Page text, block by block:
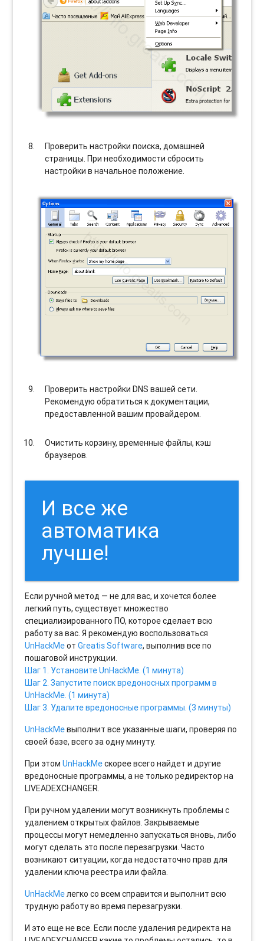
Проверить настройки поиска, домашней
страницы. При необходимости сбросить
настройки в начальное положение.
Проверить настройки DNS вашей сети.
Рекомендую обратиться к документации,
предоставленной вашим провайдером.
Очистить корзину, временные файлы, кэш
браузеров.
И все же
автоматика
лучше!
Если ручной метод — не для вас, и хочется более
легкий путь, существует множество
специализированного ПО, которое сделает всю
работу за вас. Я рекомендую воспользоваться
UnHackMeотGreatis Software, выполнив все по
пошаговой инструкции.
Шаг 1. Установите UnHackMe. (1 минута)
Шаг 2. Запустите поиск вредоносных программ в
UnHackMe. (1 минута)
Шаг 3. Удалите вредоносные программы. (3 минуты)
UnHackMeвыполнит все указанные шаги, проверяя по
своей базе, всего за одну минуту.
При этомUnHackMeскорее всего найдет и другие
вредоносные программы, а не только редиректор на
LIVEADEXCHANGER.
При ручном удалении могут возникнуть проблемы с
удалением открытых файлов. Закрываемые
процессы могут немедленно запускаться вновь, либо
могут сделать это после перезагрузки. Часто
возникают ситуации, когда недостаточно прав для
удалении ключа реестра или файла.
UnHackMeлегко со всем справится и выполнит всю
трудную работу во время перезагрузки.
И это еще не все. Если после удаления редиректа на